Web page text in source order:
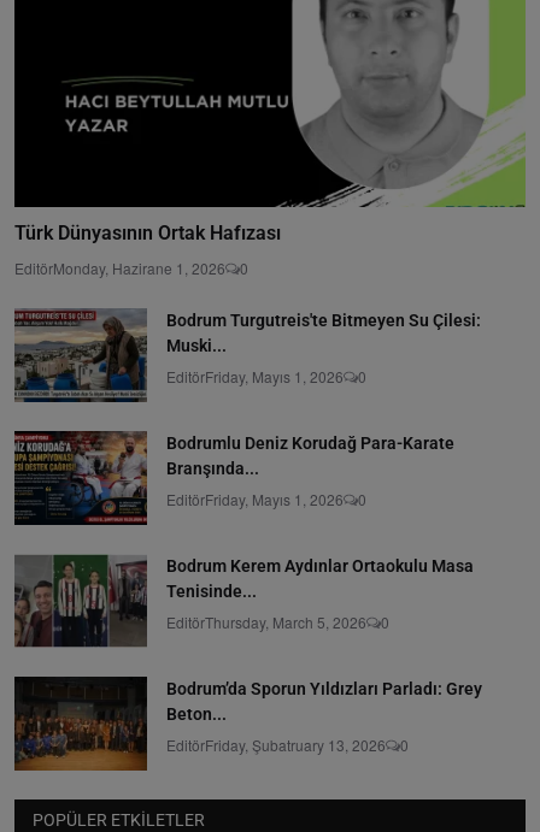
Türk Dünyasının Ortak Hafızası
EditörMonday, Hazirane 1, 2026 0
Bodrum Turgutreis'te Bitmeyen Su Çilesi:
Muski...
EditörFriday, Mayıs 1, 2026 0
Bodrumlu Deniz Korudağ Para-Karate
Branşında...
EditörFriday, Mayıs 1, 2026 0
Bodrum Kerem Aydınlar Ortaokulu Masa
Tenisinde...
EditörThursday, March 5, 2026 0
Bodrum’da Sporun Yıldızları Parladı: Grey
Beton...
EditörFriday, Şubatruary 13, 2026 0
POPÜLER ETKILETLER